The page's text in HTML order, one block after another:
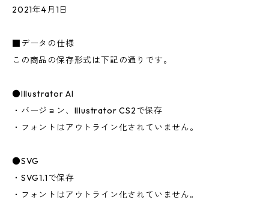
2021年4月1日
■データの仕様
この商品の保存形式は下記の通りです。
●Illustrator AI
・バージョン、Illustrator CS2で保存
・フォントはアウトライン化されていません。
●SVG
・SVG1.1で保存
・フォントはアウトライン化されていません。